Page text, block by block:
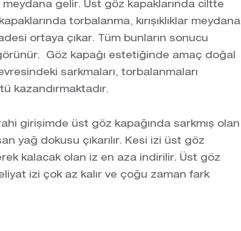
gelir. Üst göz kapaklarında ciltte
torbalanma, kırışıklıklar meydana
ortaya çıkar. Tüm bunların sonucu
Göz kapağı estetiğinde amaç doğal
sarkmaları, torbalanmaları
kazandırmaktadır.
girişimde üst göz kapağında sarkmış olan
yağ dokusu çıkarılır. Kesi izi üst göz
kalacak olan iz en aza indirilir. Üst göz
izi çok az kalır ve çoğu zaman fark